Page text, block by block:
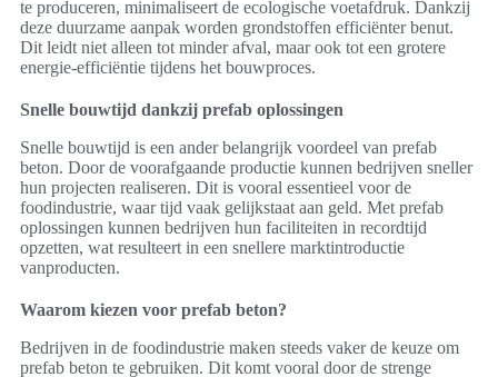
te produceren, minimaliseert de ecologische voetafdruk. Dankzij
deze duurzame aanpak worden grondstoffen efficiënter benut.
Dit leidt niet alleen tot minder afval, maar ook tot een grotere
energie-efficiëntie tijdens het bouwproces.
Snelle bouwtijd dankzij prefab oplossingen
Snelle bouwtijd is een ander belangrijk voordeel van prefab
beton. Door de voorafgaande productie kunnen bedrijven sneller
hun projecten realiseren. Dit is vooral essentieel voor de
foodindustrie, waar tijd vaak gelijkstaat aan geld. Met prefab
oplossingen kunnen bedrijven hun faciliteiten in recordtijd
opzetten, wat resulteert in een snellere marktintroductie
vanproducten.
Waarom kiezen voor prefab beton?
Bedrijven in de foodindustrie maken steeds vaker de keuze om
prefab beton te gebruiken. Dit komt vooral door de strenge